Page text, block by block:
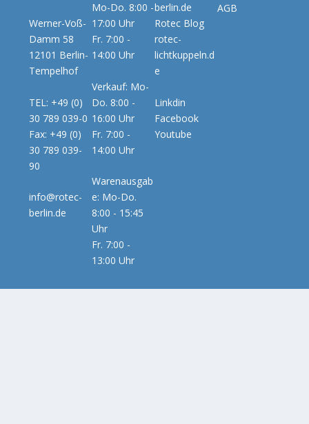
Werner-Voß-
Damm 58
12101 Berlin-
Tempelhof
TEL: +49 (0)
30 789 039-0
Fax: +49 (0)
30 789 039-
90
info@rotec-
berlin.de
Mo-Do. 8:00 -
17:00 Uhr
Fr. 7:00 -
14:00 Uhr
Verkauf: Mo-
Do. 8:00 -
16:00 Uhr
Fr. 7:00 -
14:00 Uhr
Warenausgab
e: Mo-Do.
8:00 - 15:45
Uhr
Fr. 7:00 -
13:00 Uhr
berlin.de
Rotec Blog
rotec-
lichtkuppeln.d
e
Linkdin
Facebook
Youtube
AGB